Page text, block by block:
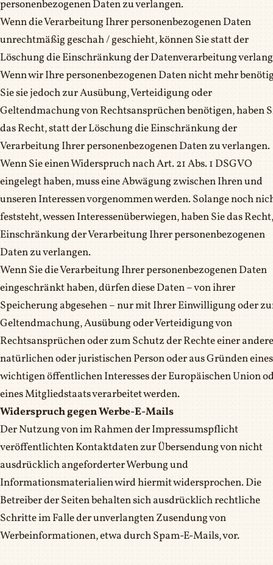
personenbezogenen Daten zu verlangen.
Wenn die Verarbeitung Ihrer personenbezogenen Daten
unrechtmäßig geschah / geschieht, können Sie statt der
Löschung die Einschränkung der Datenverarbeitung
Wenn wir Ihre personenbezogenen Daten nicht mehr
Sie sie jedoch zur Ausübung, Verteidigung oder
Geltendmachung von Rechtsansprüchen benötigen, haben
das Recht, statt der Löschung die Einschränkung der
Verarbeitung Ihrer personenbezogenen Daten zu verlangen.
Wenn Sie einen Widerspruch nach Art. 21 Abs. 1 DSGVO
eingelegt haben, muss eine Abwägung zwischen Ihren und
unseren Interessen vorgenommen werden. Solange noch
feststeht, wessen Interessenüberwiegen, haben Sie das
Einschränkung der Verarbeitung Ihrer personenbezogenen
Daten zu verlangen.
Wenn Sie die Verarbeitung Ihrer personenbezogenen Daten
eingeschränkt haben, dürfen diese Daten – von ihrer
Speicherung abgesehen – nur mit Ihrer Einwilligung oder
Geltendmachung, Ausübung oder Verteidigung von
Rechtsansprüchen oder zum Schutz der Rechte einer
natürlichen oder juristischen Person oder aus Gründen eines
wichtigen öffentlichen Interesses der Europäischen Union
eines Mitgliedstaats verarbeitet werden.
Widerspruch gegen Werbe-E-Mails
Der Nutzung von im Rahmen der Impressumspflicht
veröffentlichten Kontaktdaten zur Übersendung von nicht
ausdrücklich angeforderter Werbung und
Informationsmaterialien wird hiermit widersprochen. Die
Betreiber der Seiten behalten sich ausdrücklich rechtliche
Schritte im Falle der unverlangten Zusendung von
Werbeinformationen, etwa durch Spam-E-Mails, vor.